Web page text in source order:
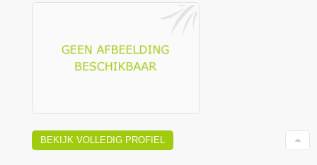
BEKIJK VOLLEDIG PROFIEL